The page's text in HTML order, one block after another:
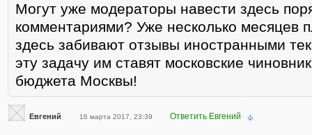
Могут уже модераторы навести здесь
комментариями? Уже несколько месяцев
здесь забивают отзывы иностранными
эту задачу им ставят московские
бюджета Москвы!
Евгений 16 марта 2017, 23:39 Ответить Евгений